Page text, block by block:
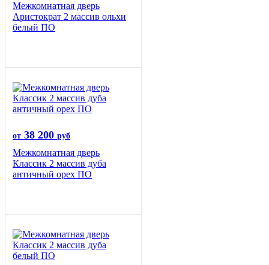
Межкомнатная дверь
Аристократ 2 массив ольхи
белый ПО
от 38 200 руб
Межкомнатная дверь
Классик 2 массив дуба
античный орех ПО